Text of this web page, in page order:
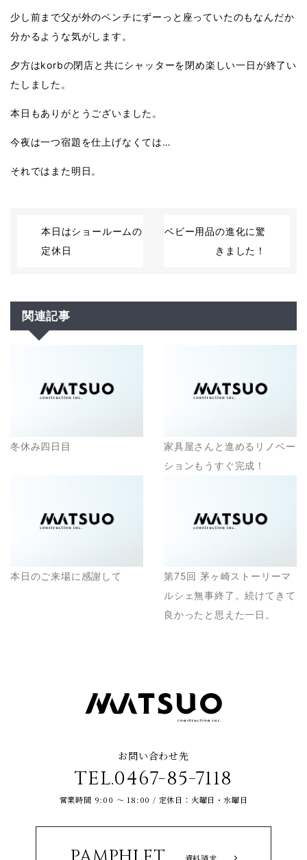
少し前まで父が外のベンチにずーっと座っていたのもなんだか
分かるような気がします。
夕方はkorbの閉店と共にシャッターを閉め楽しい一日が終了い
たしました。
本日もありがとうございました。
今夜は一つ宿題を仕上げなくては…
それではまた明日。
本日はショールームの
定休日
ベビー用品の進化に驚
きました！
関連記事
冬休み四日目
家具屋さんと進めるリノベー
ションもうすぐ完成！
本日のご来場に感謝して
第75回 茅ヶ崎ストーリーマ
ルシェ無事終了。続けてきて
良かったと思えた一日。
お問い合わせ先
TEL.0467-85-7118
営業時間 9:00 ～ 18:00 / 定休日：火曜日・水曜日